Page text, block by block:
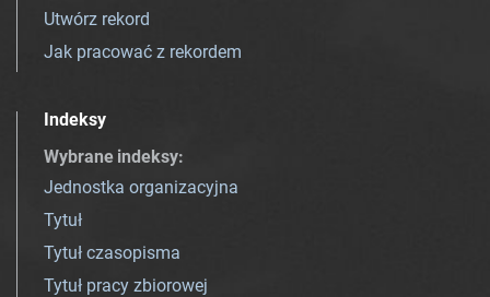
Utwórz rekord
Jak pracować z rekordem
Indeksy
Wybrane indeksy:
Jednostka organizacyjna
Tytuł
Tytuł czasopisma
Tytuł pracy zbiorowej